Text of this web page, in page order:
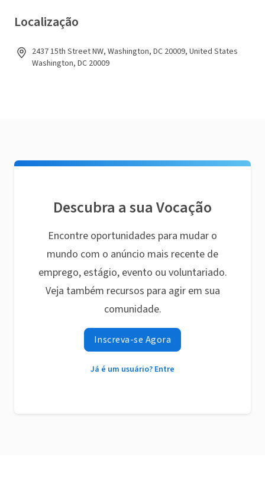
Localização
2437 15th Street NW, Washington, DC 20009, United States
Washington, DC 20009
Descubra a sua Vocação
Encontre oportunidades para mudar o
mundo com o anúncio mais recente de
emprego, estágio, evento ou voluntariado.
Veja também recursos para agir em sua
comunidade.
Inscreva-se Agora
Já é um usuário? Entre